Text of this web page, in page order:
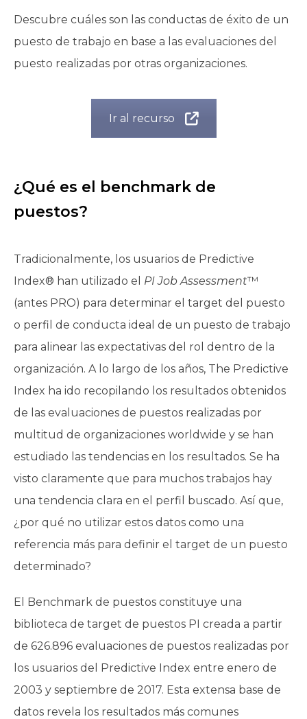
Descubre cuáles son las conductas de éxito de un
puesto de trabajo en base a las evaluaciones del
puesto realizadas por otras organizaciones.
Ir al recurso
¿Qué es el benchmark de
puestos?
Tradicionalmente, los usuarios de Predictive
Index® han utilizado el PI Job Assessment™
(antes PRO) para determinar el target del puesto
o perfil de conducta ideal de un puesto de trabajo
para alinear las expectativas del rol dentro de la
organización. A lo largo de los años, The Predictive
Index ha ido recopilando los resultados obtenidos
de las evaluaciones de puestos realizadas por
multitud de organizaciones worldwide y se han
estudiado las tendencias en los resultados. Se ha
visto claramente que para muchos trabajos hay
una tendencia clara en el perfil buscado. Así que,
¿por qué no utilizar estos datos como una
referencia más para definir el target de un puesto
determinado?
El Benchmark de puestos constituye una
biblioteca de target de puestos PI creada a partir
de 626.896 evaluaciones de puestos realizadas por
los usuarios del Predictive Index entre enero de
2003 y septiembre de 2017. Esta extensa base de
datos revela los resultados más comunes